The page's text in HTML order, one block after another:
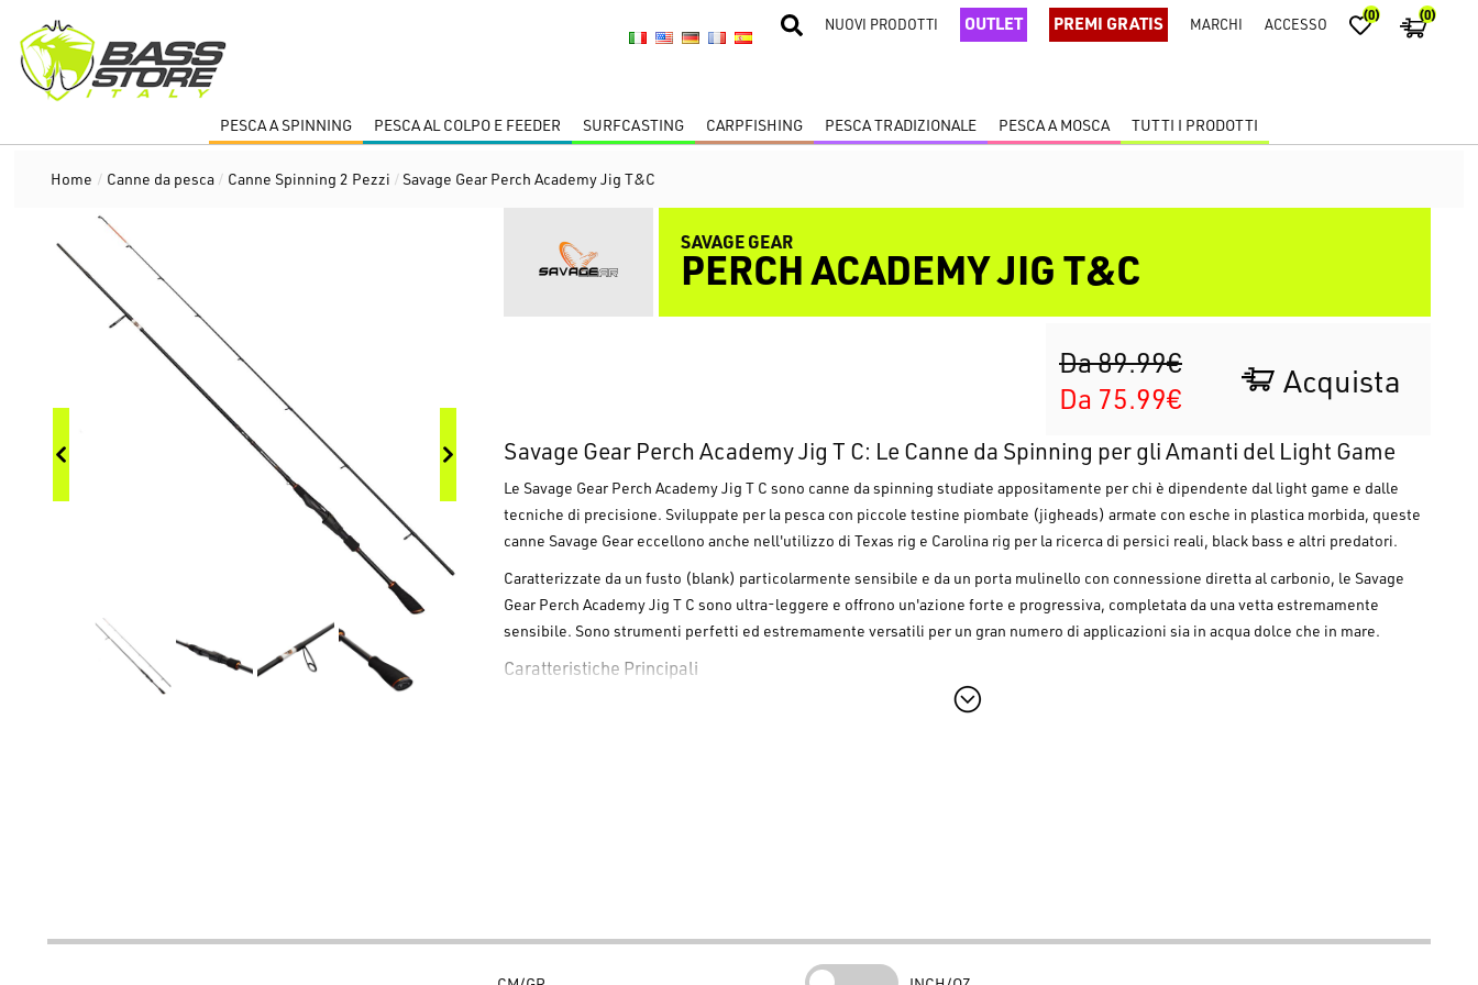
NUOVI PRODOTTI OUTLET PREMI GRATIS MARCHI ACCESSO (0) (0)
PESCA A SPINNING PESCA AL COLPO E FEEDER SURFCASTING CARPFISHING PESCA TRADIZIONALE PESCA A MOSCA TUTTI I PRODOTTI
Home / Canne da pesca / Canne Spinning 2 Pezzi /Savage Gear Perch Academy Jig T&C
SAVAGE GEAR
PERCH ACADEMY JIG T&C
Da 89.99€
Da 75.99€
Acquista
Savage Gear Perch Academy Jig T C: Le Canne da Spinning per gli Amanti del Light Game
LeSavage Gear Perch Academy Jig T C sono canne da spinning studiate appositamente per chi è dipendente dal light game e dalle
tecniche di precisione. Sviluppate per la pesca con piccole testine piombate (jigheads) armate con esche in plastica morbida, queste
canneSavage Gear eccellono anche nell'utilizzo di Texas rig e Carolina rig per la ricerca di persici reali, black bass e altri predatori.
Caratterizzate da un fusto (blank) particolarmente sensibile e da un porta mulinello con connessione diretta al carbonio, leSavage
Gear Perch Academy Jig T C sono ultra-leggere e offrono un'azione forte e progressiva, completata da una vetta estremamente
sensibile. Sono strumenti perfetti ed estremamente versatili per un gran numero di applicazioni sia in acqua dolce che in mare.
Caratteristiche Principali
Realizzate con carbonio di alta qualità per garantire massima reattività e resistenza strutturale alla